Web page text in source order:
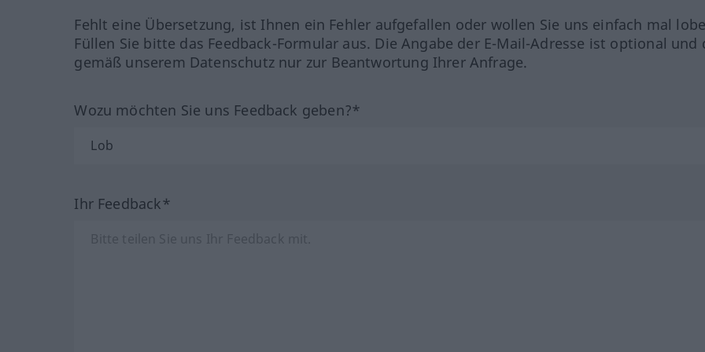
Fehlt eine Übersetzung, ist Ihnen ein Fehler aufgefallen oder wollen Sie uns einfach mal
Füllen Sie bitte das Feedback-Formular aus. Die Angabe der E-Mail-Adresse ist optional und
gemäß unserem Datenschutz nur zur Beantwortung Ihrer Anfrage.
Wozu möchten Sie uns Feedback geben?*
Ihr Feedback*